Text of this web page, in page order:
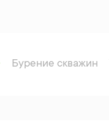
Бурение скважин